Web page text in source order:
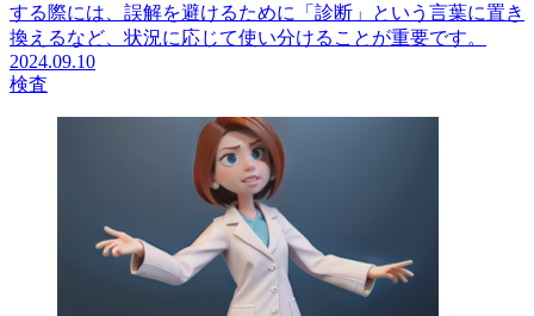
する際には、誤解を避けるために「診断」という言葉に置き
換えるなど、状況に応じて使い分けることが重要です。
2024.09.10
検査